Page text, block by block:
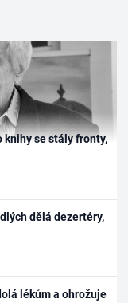
knihy se stály fronty,
dělá dezertéry,
lékům a ohrožuje